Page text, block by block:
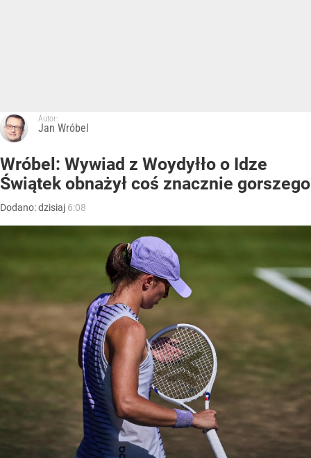
Autor:
Jan Wróbel
Wróbel: Wywiad z Woydyłło o Idze
Świątek obnażył coś znacznie gorszego
Dodano:dzisiaj 6:08